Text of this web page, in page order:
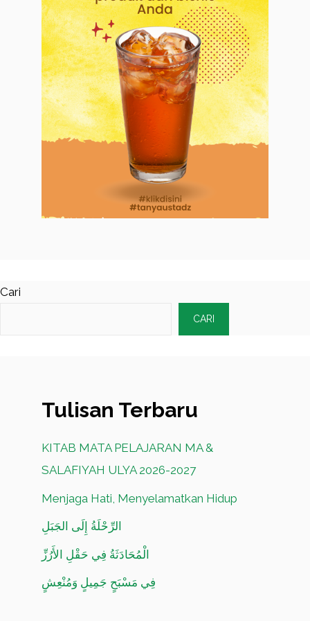
Cari
CARI
Tulisan Terbaru
KITAB MATA PELAJARAN MA &
SALAFIYAH ULYA 2026-2027
Menjaga Hati, Menyelamatkan Hidup
الرِّحْلَةُ إِلَى الجَبَلِ
الْمُحَادَثَةُ فِي حَقْلِ الأَرُزِّ
فِي مَسْبَحٍ جَمِيلٍ وَمُنْعِشٍ